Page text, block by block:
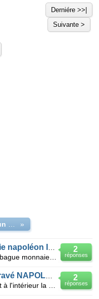
Derniére >>|
Suivante >
»
2
réponses
2
réponses